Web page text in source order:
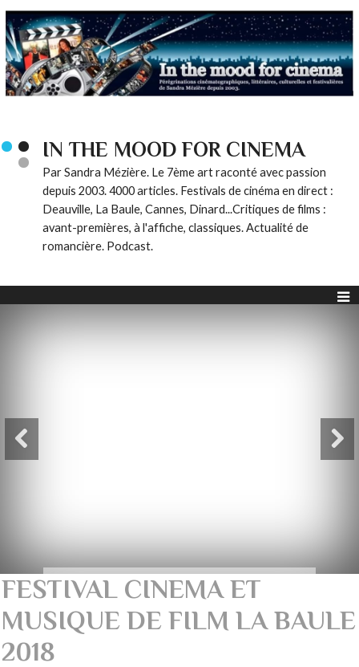
IN THE MOOD FOR CINEMA
Par Sandra Mézière. Le 7ème art raconté avec passion
depuis 2003. 4000 articles. Festivals de cinéma en direct :
Deauville, La Baule, Cannes, Dinard...Critiques de films :
avant-premières, à l'affiche, classiques. Actualité de
romancière. Podcast.
FESTIVAL CINEMA ET
MUSIQUE DE FILM LA BAULE
2018